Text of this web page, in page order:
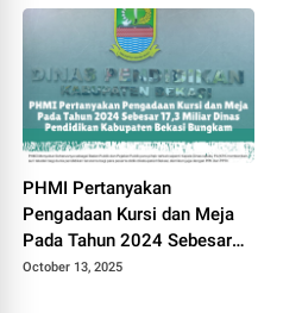
PHMI Pertanyakan
Pengadaan Kursi dan Meja
Pada Tahun 2024 Sebesar
17,3 Miliar Dinas Pendidikan
October 13, 2025